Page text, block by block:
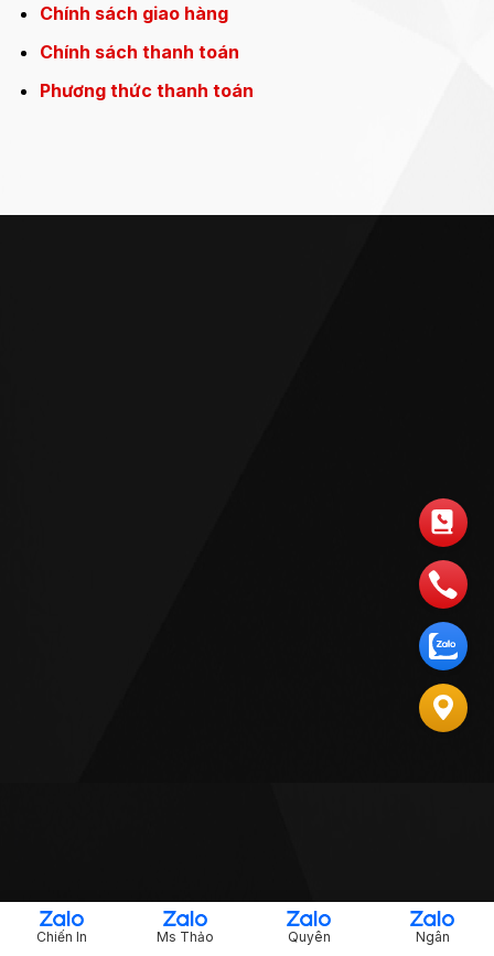
Chính sách giao hàng
Chính sách thanh toán
Phương thức thanh toán
Chiến In Ms Thảo Quyên Ngân